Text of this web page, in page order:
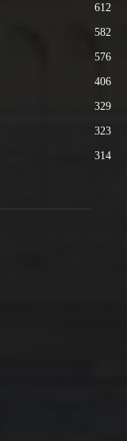
612
582
576
406
329
323
314